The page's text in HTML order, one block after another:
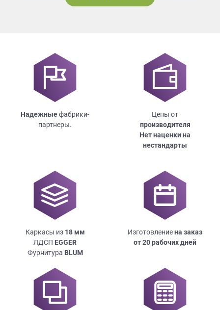
Надежныефабрики-
партнеры.
Цены от
производителя
Нет наценки на
нестандарты
Каркасы из 18мм
ЛДСП EGGER
Фурнитура BLUM
Изготовлениена заказ
от 20 рабочих дней